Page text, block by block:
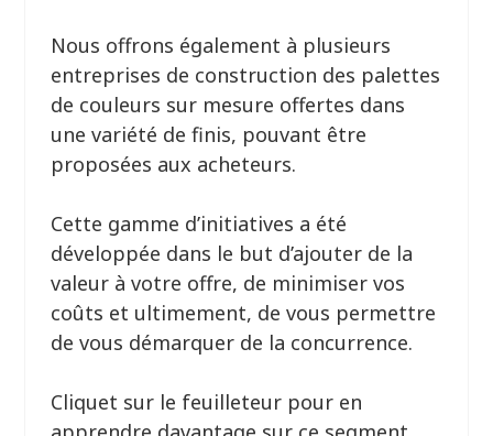
Nous offrons également à plusieurs
entreprises de construction des palettes
de couleurs sur mesure offertes dans
une variété de finis, pouvant être
proposées aux acheteurs.
Cette gamme d’initiatives a été
développée dans le but d’ajouter de la
valeur à votre offre, de minimiser vos
coûts et ultimement, de vous permettre
de vous démarquer de la concurrence.
Cliquet sur le feuilleteur pour en